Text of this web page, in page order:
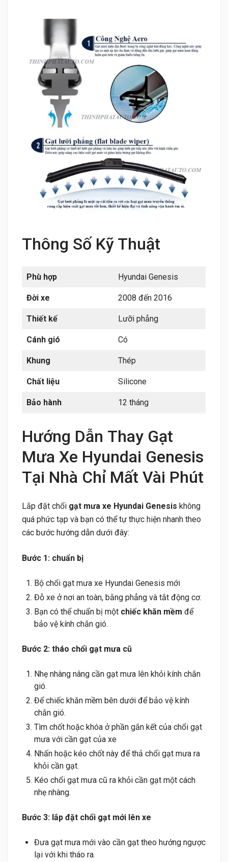
Thông Số Kỹ Thuật
Phù hợp Hyundai Genesis
Đời xe 2008 đến 2016
Thiết kế Lưỡi phẳng
Cánh gió Có
Khung Thép
Chất liệu Silicone
Bảo hành 12 tháng
Hướng Dẫn Thay Gạt
Mưa Xe Hyundai Genesis
Tại Nhà Chỉ Mất Vài Phút
Lắp đặt chổi gạt mưa xe Hyundai Genesis không
quá phức tạp và bạn có thể tự thực hiện nhanh theo
các bước hướng dẫn dưới đây:
Bước 1: chuẩn bị
Bộ chổi gạt mưa xe Hyundai Genesis mới
Đỗ xe ở nơi an toàn, bằng phẳng và tắt động cơ.
Bạn có thể chuẩn bị một chiếc khăn mềm để
bảo vệ kính chắn gió.
Bước 2: tháo chổi gạt mưa cũ
Nhẹ nhàng nâng cần gạt mưa lên khỏi kính chắn
gió.
Để chiếc khăn mềm bên dưới để bảo vệ kính
chắn gió.
Tìm chốt hoặc khóa ở phần gắn kết của chổi gạt
mưa với cần gạt của xe
Nhấn hoặc kéo chốt này để thả chổi gạt mưa ra
khỏi cần gạt.
Kéo chổi gạt mưa cũ ra khỏi cần gạt một cách
nhẹ nhàng.
Bước 3: lắp đặt chổi gạt mới lên xe
Đưa gạt mưa mới vào cần gạt theo hướng ngược
lại với khi tháo ra.